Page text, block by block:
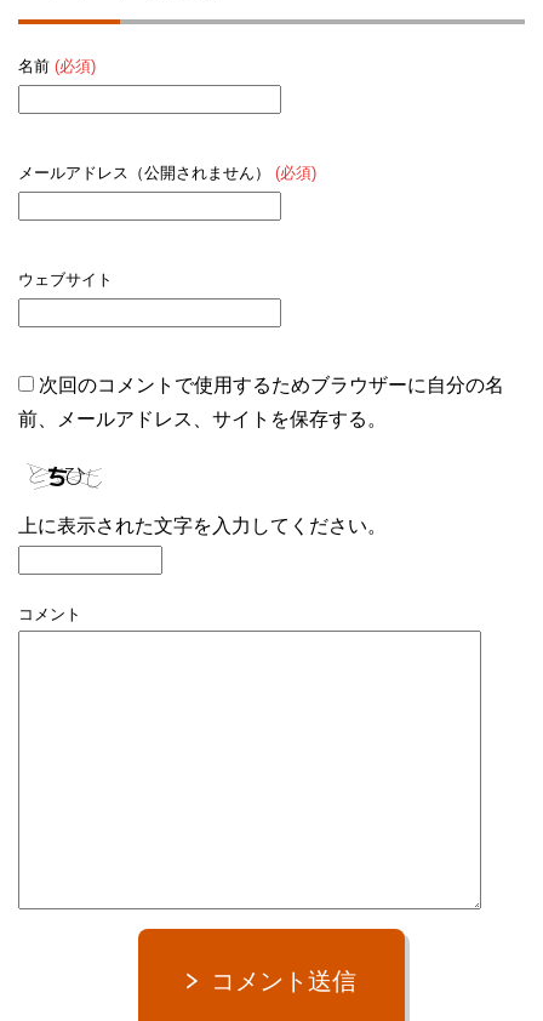
名前 (必須)
メールアドレス（公開されません） (必須)
ウェブサイト
次回のコメントで使用するためブラウザーに自分の名
前、メールアドレス、サイトを保存する。
上に表示された文字を入力してください。
コメント
コメント送信